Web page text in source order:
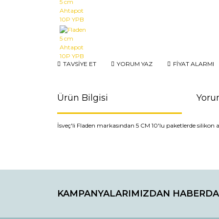
TAVSİYE ET YORUM YAZ FİYAT ALARMI
Ürün Bilgisi
İsveç'li Fladen markasından 5 CM 10'lu paketlerde
Görüş ve önerileriniz için teşekkür ederiz.
Ürün resmi kalitesiz, bozuk veya
KAMPANYALARIMIZDAN